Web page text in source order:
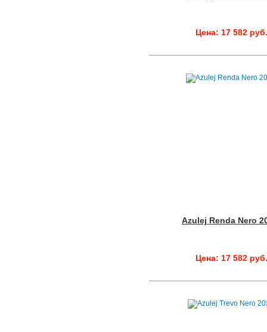
Цена: 17 582 руб.
Azulej Renda Nero
Цена: 17 582 руб.